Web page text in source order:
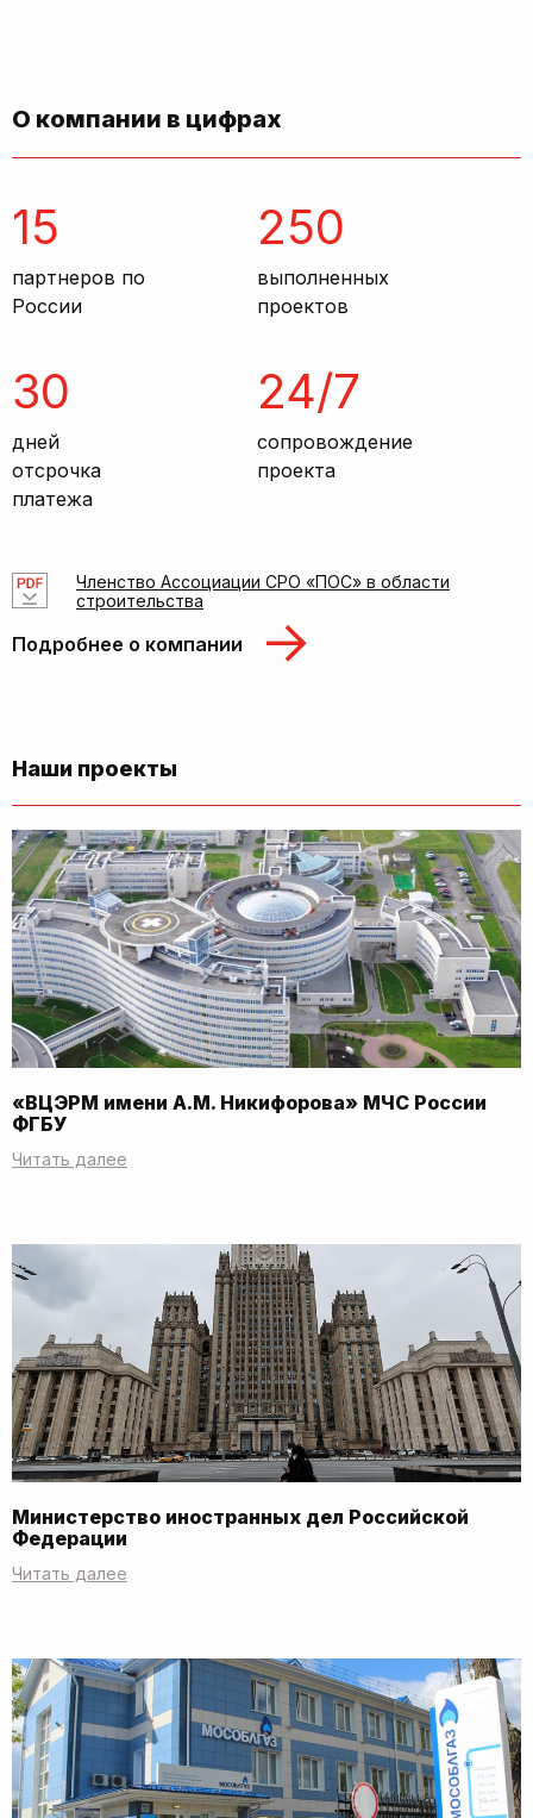
О компании в цифрах
15
партнеров по
России
250
выполненных
проектов
30
дней
отсрочка
платежа
24/7
сопровождение
проекта
Членство Ассоциации СРО «ПОС» в области
строительства
Подробнее о компании
Наши проекты
«ВЦЭРМ имени А.М. Никифорова» МЧС России
ФГБУ
Читать далее
Министерство иностранных дел Российской
Федерации
Читать далее